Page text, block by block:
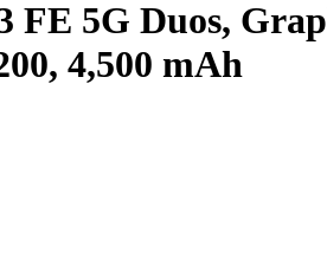
FE 5G Duos,
4,500 mAh